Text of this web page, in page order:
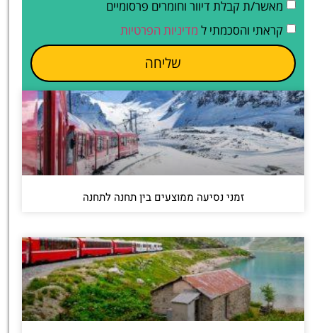
מאשר/ת קבלת דיוור וחומרים פרסומיים
קראתי והסכמתי ל מדיניות הפרטיות
שליחה
זמני נסיעה ממוצעים בין תחנה לתחנה